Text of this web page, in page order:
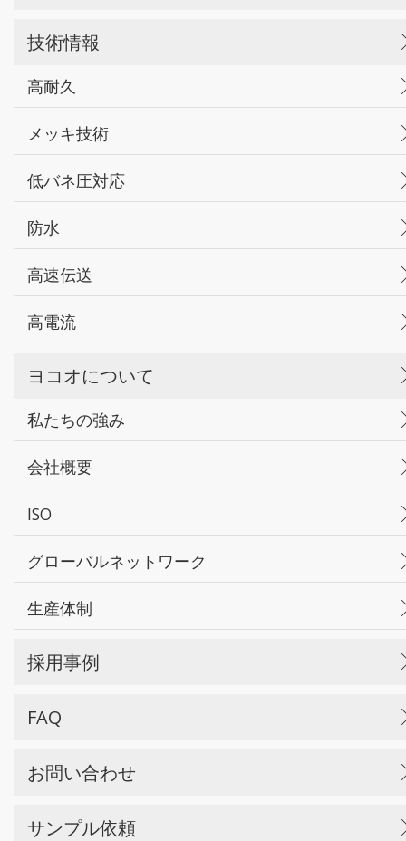
技術情報
高耐久
メッキ技術
低バネ圧対応
防水
高速伝送
高電流
ヨコオについて
私たちの強み
会社概要
ISO
グローバルネットワーク
生産体制
採用事例
FAQ
お問い合わせ
サンプル依頼